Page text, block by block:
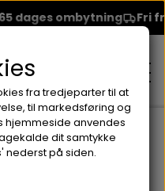
ombytning Fri
Palette
fra tredjeparter til at
til markedsføring og
hjemmeside anvendes
dit samtykke
nederst på siden.